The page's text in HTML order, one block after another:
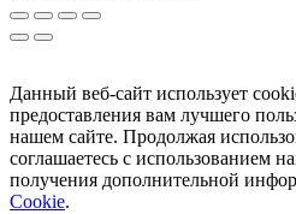
Данный веб-сайт использует
предоставления вам лучшего
нашем сайте. Продолжая
соглашаетесь с использованием
получения дополнительной
Cookie.